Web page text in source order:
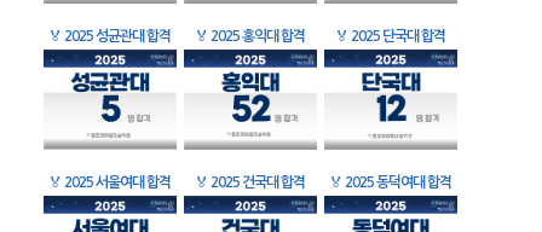
🏅 2025 성균관대 합격 🏅 2025 홍익대 합격 🏅 2025 단국대 합격
🏅 2025 서울여대 합격 🏅 2025 건국대 합격 🏅 2025 동덕여대 합격